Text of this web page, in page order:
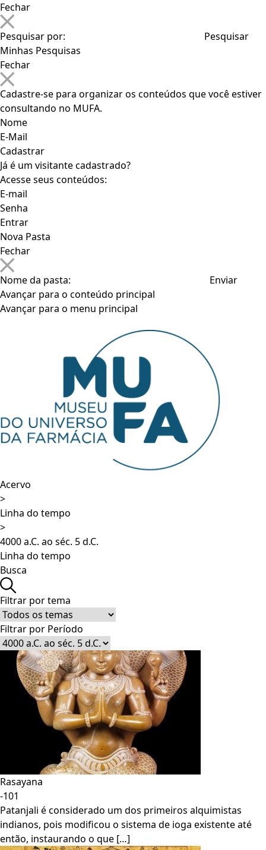
Fechar
Pesquisar por:
Minhas Pesquisas
Fechar
Cadastre-se para organizar os conteúdos que você estiver
consultando no MUFA.
Nome
E-Mail
Já é um visitante cadastrado?
Acesse seus conteúdos:
E-mail
Senha
Nova Pasta
Fechar
Nome da pasta:
Avançar para o conteúdo principal
Avançar para o menu principal
Acervo
>
Linha do tempo
>
4000 a.C. ao séc. 5 d.C.
Linha do tempo
Busca
Filtrar por tema
Filtrar por Período
Rasayana
-101
Patanjali é considerado um dos primeiros alquimistas
indianos, pois modificou o sistema de ioga existente até
então, instaurando o que […]